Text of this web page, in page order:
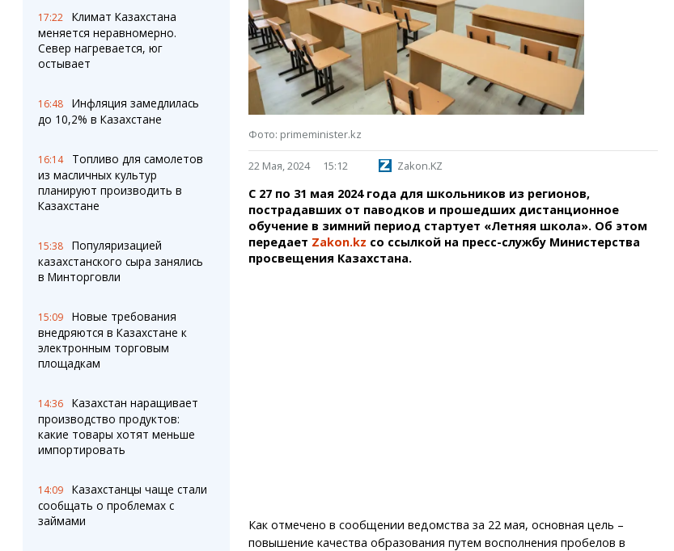
Фотокомиксы
Коллаж недели
Ешкин гороскоп
Пробки
Карта Караганды
Организации
Мой участковый
Перекрытие дорог
Темиртау
Балхаш
Жезказган
Медиа
Видео
3D-тур
Timelapse
Сервисы
Переводчик
Справочник
Автобусные остановки
Каталог компаний
Купить шины, легко!
17:22
Климат Казахстана
меняется неравномерно.
Север нагревается, юг
остывает
16:48
Инфляция замедлилась
до 10,2% в Казахстане
16:14
Топливо для самолетов
из масличных культур
планируют производить в
Казахстане
15:38
Популяризацией
казахстанского сыра занялись
в Минторговли
15:09
Новые требования
внедряются в Казахстане к
электронным торговым
площадкам
14:36
Казахстан наращивает
производство продуктов:
какие товары хотят меньше
импортировать
14:09
Казахстанцы чаще стали
сообщать о проблемах с
займами
Фото: primeminister.kz
22 Мая, 2024 15:12 Zakon.KZ
С 27 по 31 мая 2024 года для школьников из регионов,
пострадавших от паводков и прошедших дистанционное
обучение в зимний период стартует «Летняя школа». Об этом
передает Zakon.kz со ссылкой на пресс-службу Министерства
просвещения Казахстана.
Как отмечено в сообщении ведомства за 22 мая, основная цель –
повышение качества образования путем восполнения пробелов в